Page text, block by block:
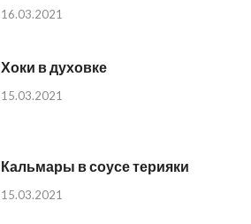
16.03.2021
Хоки в духовке
15.03.2021
Кальмары в соусе терияки
15.03.2021